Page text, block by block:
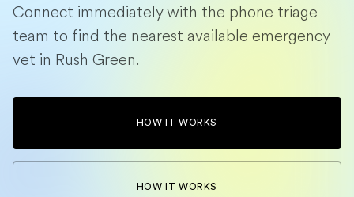
Connect immediately with the phone triage
team to find the nearest available emergency
vet in Rush Green.
HOW IT WORKS
HOW IT WORKS